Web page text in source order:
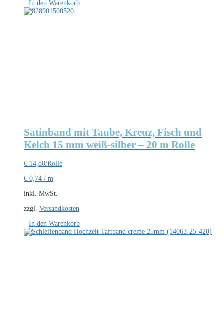
In den Warenkorb
Satinband mit Taube, Kreuz, Fisch und
Kelch 15 mm weiß-silber – 20 m Rolle
€ 14,80/Rolle
€ 0,74 / m
inkl. MwSt.
zzgl. Versandkosten
In den Warenkorb